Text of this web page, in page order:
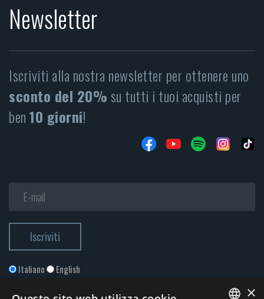
Newsletter
Iscriviti alla nostra newsletter per ottenere uno
sconto del 20%su tutti i tuoi acquisti per
ben10 giorni!
Italiano English
×